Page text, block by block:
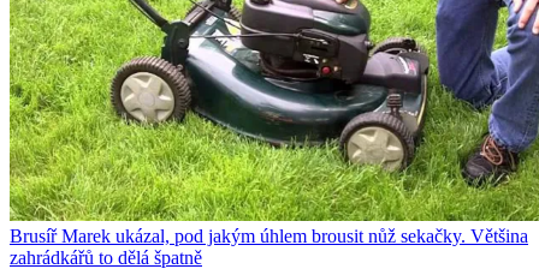
Brusíř Marek ukázal, pod jakým úhlem brousit nůž sekačky. Většina
zahrádkářů to dělá špatně